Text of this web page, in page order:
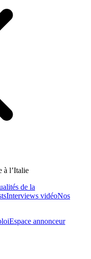
à l’Italie
de la
Interviews vidéoNos
Espace annonceur